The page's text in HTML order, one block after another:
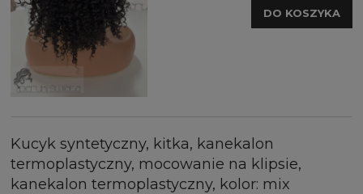
DO KOSZYKA
Kucyk syntetyczny, kitka, kanekalon
termoplastyczny, mocowanie na klipsie,
kanekalon termoplastyczny, kolor: mix